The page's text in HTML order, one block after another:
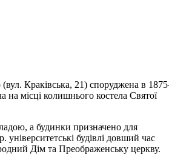
Краківська, 21) споруджена в
на місці колишнього костела Святої
а будинки призначено для
університетські будівлі довший час
Дім та Преображенську церкву.